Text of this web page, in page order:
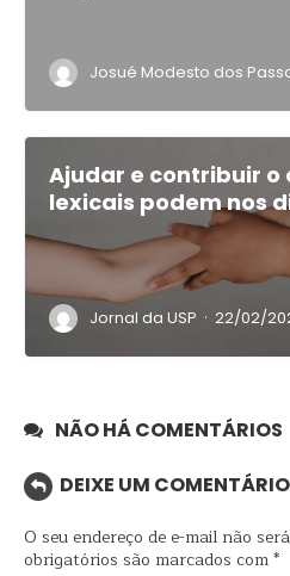
Josué Modesto dos
Ajudar e contribuir o
lexicais podem nos
Jornal da USP · 22/02/
NÃO HÁ COMENTÁRIOS
DEIXE UM COMENTÁRIO
O seu endereço de e-mail não
obrigatórios são marcados com*